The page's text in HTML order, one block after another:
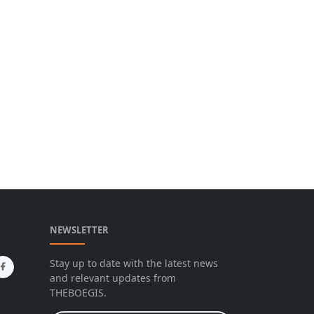
NEWSLETTER
Stay up to date with the latest news
and relevant updates from
THEBOEGIS.